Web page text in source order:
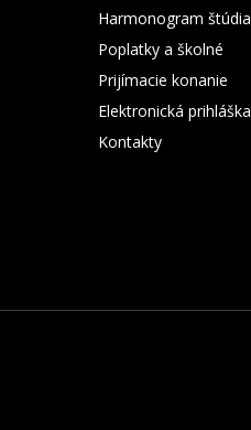
Harmonogram štúdia
Poplatky a školné
Prijímacie konanie
Elektronická prihláška
Kontakty